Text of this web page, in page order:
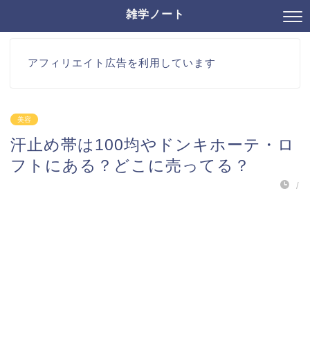
雑学ノート
アフィリエイト広告を利用しています
美容
汗止め帯は100均やドンキホーテ・ロ
フトにある？どこに売ってる？
/